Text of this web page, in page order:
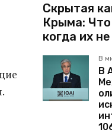
Скрытая
Крыма:
когда их
В
В